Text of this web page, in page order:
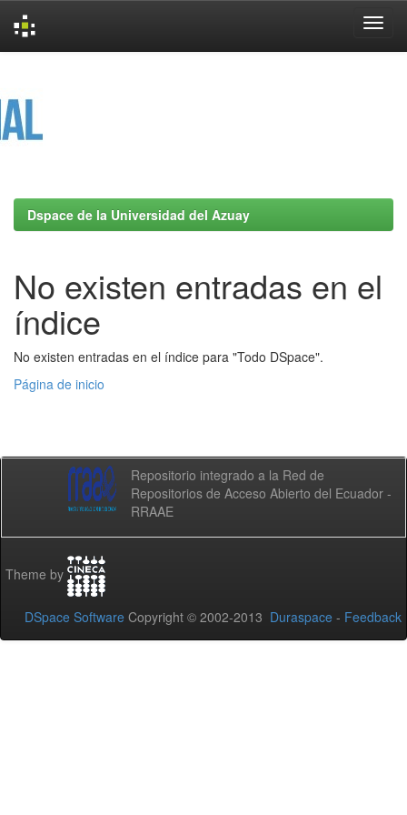
Dspace de la Universidad del Azuay
No existen entradas en el
índice
No existen entradas en el índice para "Todo DSpace".
Página de inicio
Repositorio integrado a la Red de
Repositorios de Acceso Abierto del Ecuador -
RRAAE
Theme by
DSpace Software Copyright © 2002-2013 Duraspace - Feedback